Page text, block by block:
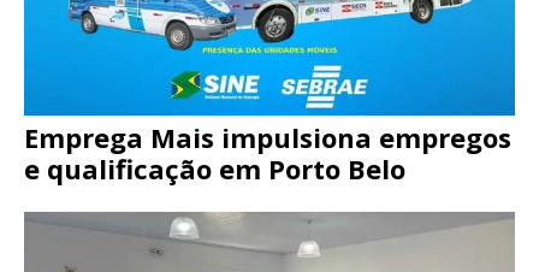
Emprega Mais impulsiona empregos
e qualificação em Porto Belo